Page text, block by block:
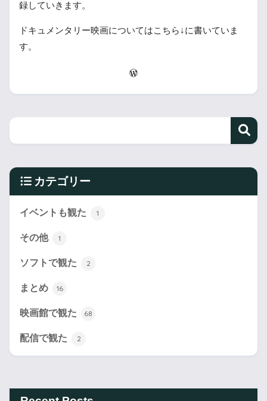
録していきます。
ドキュメンタリー映画についてはこちら↓に書いていま
す。
カテゴリー
イベントも観た 1
その他 1
ソフトで観た 2
まとめ 16
映画館で観た 68
配信で観た 2